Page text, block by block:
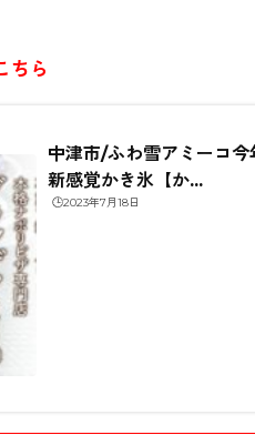
ちら
中津市/ふわ雪アミーコ
新感覚かき氷【か...
🕒️2023年7月18日